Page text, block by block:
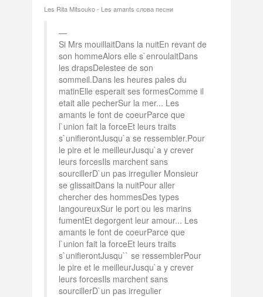
Les Rita Mitsouko - Les amants слова песни
Si Mrs mouillaitDans la nuitEn revant de
son hommeAlors elle s`enroulaitDans
les drapsDelestee de son
sommeil.Dans les heures pales du
matinElle esperait ses formesComme il
etait alle pecherSur la mer... Les
amants le font de coeurParce que
l`union fait la forceEt leurs traits
s`unifierontJusqu`a se ressembler.Pour
le pire et le meilleurJusqu`a y crever
leurs forcesIls marchent sans
sourcillerD`un pas irregulier Monsieur
se glissaitDans la nuitPour aller
chercher des hommesDes types
langoureuxSur le port ou les marins
fumentEt degorgent leur amour... Les
amants le font de coeurParce que
l`union fait la forceEt leurs traits
s`unifierontJusqu`` se ressemblerPour
le pire et le meilleurJusqu`a y crever
leurs forcesIls marchent sans
sourcillerD`un pas irregulier